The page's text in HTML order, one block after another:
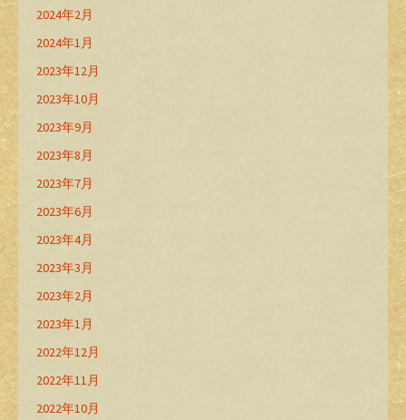
2024年2月
2024年1月
2023年12月
2023年10月
2023年9月
2023年8月
2023年7月
2023年6月
2023年4月
2023年3月
2023年2月
2023年1月
2022年12月
2022年11月
2022年10月